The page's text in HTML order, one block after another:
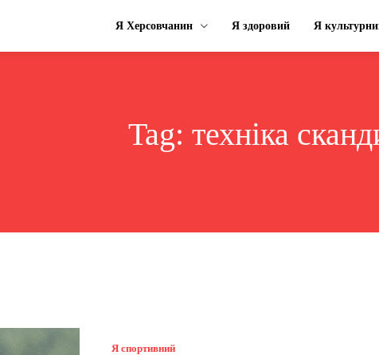
Я Херсовчанин Я здоровий Я
Tag: техніка
Я спортивний